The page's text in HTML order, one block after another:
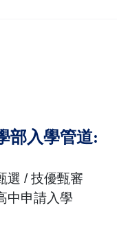
部入學管道:
選 /技優甄審
中申請入學